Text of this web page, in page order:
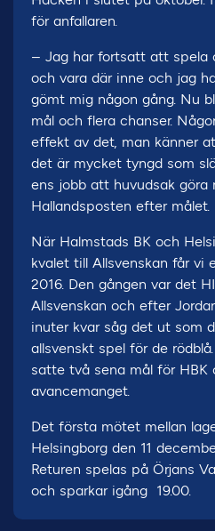
för anfallaren.
– Jag har fortsatt att spela
och vara där inne och jag
gömt mig någon gång. Nu
mål och flera chanser.
effekt av det, man känner
det är mycket tyngd som
ens jobb att huvudsak göra
Hallandsposten efter målet.
När Halmstads BK och
kvalet till Allsvenskan får vi
2016. Den gången var det
Allsvenskan och efter
inuter kvar såg det ut som
allsvenskt spel för de
satte två sena mål för HBK
avancemanget.
Det första mötet mellan
Helsingborg den 11
Returen spelas på Örjans
och sparkar igång 19.00.